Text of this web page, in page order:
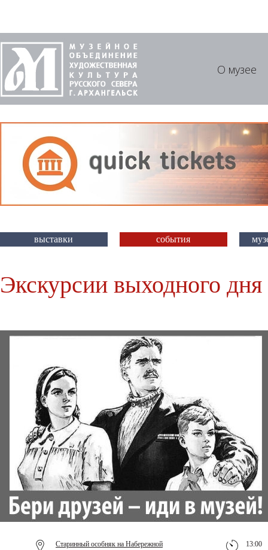
О музее
выставки события
Экскурсии выходного дня
Старинный особняк на Набережной 13:00